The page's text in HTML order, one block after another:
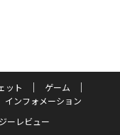
ット
ゲーム
インフォメーション
ーレビュー